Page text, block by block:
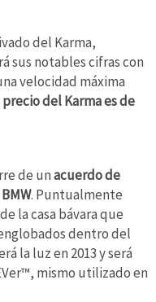
del Karma,
sus notables cifras con
velocidad máxima
precio del Karma es de
de unacuerdo de
. Puntualmente
la casa bávara que
dentro del
la luz en 2013 y será
mismo utilizado en